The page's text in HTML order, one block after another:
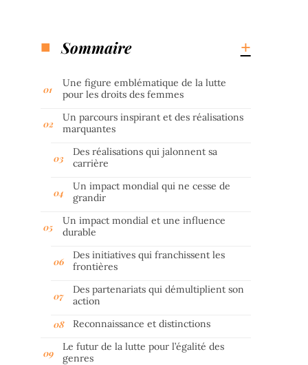
Sommaire
Une figure emblématique de la lutte
pour les droits des femmes
Un parcours inspirant et des réalisations
marquantes
Des réalisations qui jalonnent sa
carrière
Un impact mondial qui ne cesse de
grandir
Un impact mondial et une influence
durable
Des initiatives qui franchissent les
frontières
Des partenariats qui démultiplient son
action
Reconnaissance et distinctions
Le futur de la lutte pour l’égalité des
genres